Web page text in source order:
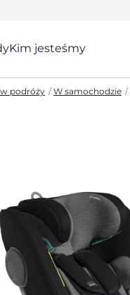
Kim jesteśmy
podróży W samochodzie